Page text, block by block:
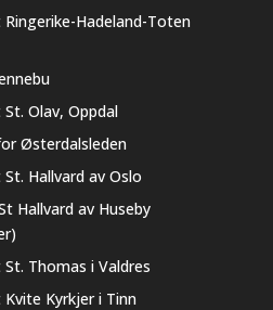
Hadeland-Toten
Olav, Oppdal
Østerdalsleden
Hallvard av Oslo
Hallvard av Huseby
Thomas i Valdres
Kyrkjer i Tinn